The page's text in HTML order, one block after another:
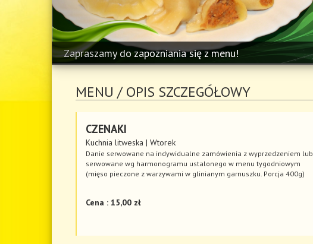
Zapraszamy do zapozniania się z menu!
MENU / OPIS SZCZEGÓŁOWY
CZENAKI
Kuchnia litweska | Wtorek
Danie serwowane na indywidualne zamówienia z wyprzedzeniem lub
serwowane wg harmonogramu ustalonego w menu tygodniowym
(mięso pieczone z warzywami w glinianym garnuszku. Porcja 400g)
Cena : 15,00 zł